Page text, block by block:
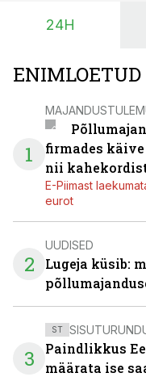
24H
ENIMLOETUD
1
firmades
nii
E-Piimast
eurot
2
UUDISED
Lugeja küsib:
3
ST
Paindlikkus
määrata ise